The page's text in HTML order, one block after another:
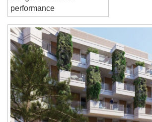
Reset
Close Modal Dialog
End of dialog window.
l'élégance et de la
performance